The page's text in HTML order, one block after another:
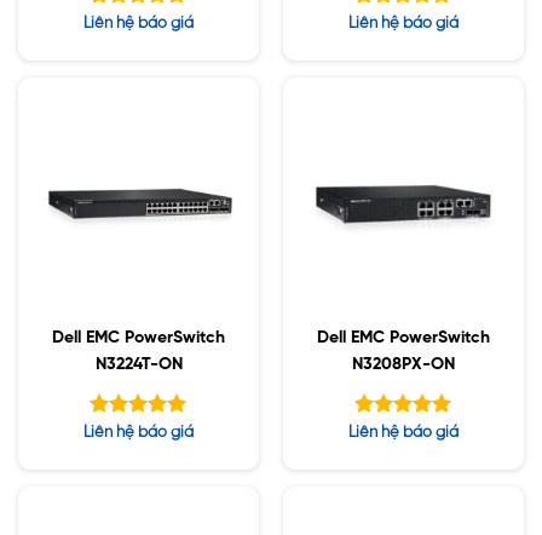
Được xếp
Liên hệ báo giá
Được xếp
Liên hệ báo giá
Dell EMC PowerSwitch
N3224T-ON
Được xếp
Liên hệ báo giá
Dell EMC PowerSwitch
N3208PX-ON
Được xếp
Liên hệ báo giá